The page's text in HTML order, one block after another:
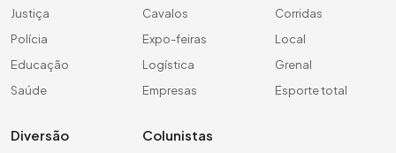
Justiça
Polícia
Educação
Saúde
Cavalos
Expo-feiras
Logística
Empresas
Corridas
Local
Grenal
Esporte total
Diversão Colunistas